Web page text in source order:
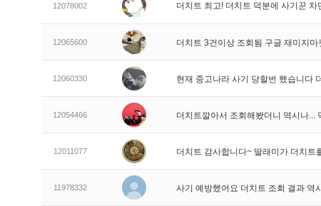
12078002 더치트 최고! 더치트 덕분에 사기꾼 차
12065600 더치트 3건이상 조회됨 구글 재미지
12060330 현재 중고나라 사기 당할번 했습니다
12054466 더치트깔아서 조회해봤더니 역시나...
12011077 더치트 감사합니다~ 딸래미가 더치
11978332 사기 예방했어요 더치트 조회 결과 역